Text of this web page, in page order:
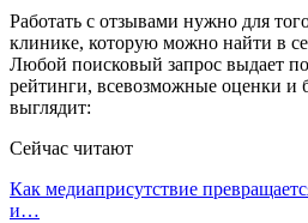
Работать с отзывами нужно для
клинике, которую можно найти в
Любой поисковый запрос выдает
рейтинги, всевозможные оценки и
выглядит:
Сейчас читают
Как медиаприсутствие
и…